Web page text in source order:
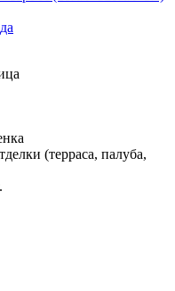
(терраса, палуба,